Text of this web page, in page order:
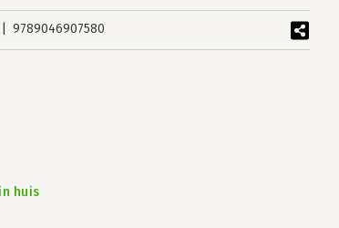
9789046907580
huis